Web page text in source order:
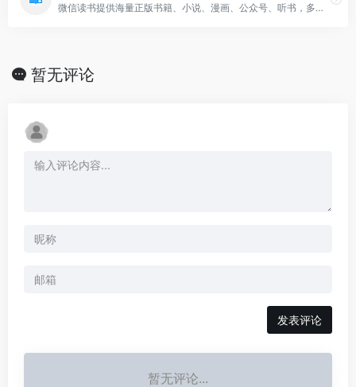
微信读书提供海量正版书籍、小说、漫画、公众号、听书，多设备同步实现跨屏阅读。与微信好友一起发现更多精品好书，随时交流感想，让阅读不再孤独。
暂无评论
发表评论
暂无评论...